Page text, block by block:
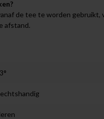
de tee te worden
afstand.